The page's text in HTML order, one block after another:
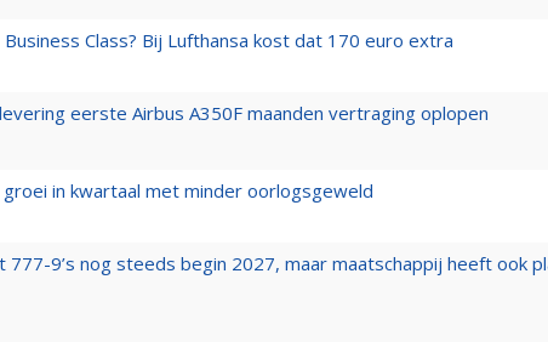
Class? Bij Lufthansa kost dat 170 euro extra
eerste Airbus A350F maanden vertraging oplopen
in kwartaal met minder oorlogsgeweld
777-9’s nog steeds begin 2027, maar maatschappij heeft ook